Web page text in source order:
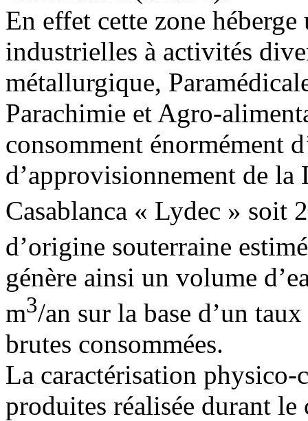
En effet cette zone
industrielles à activités
métallurgique,
Parachimie et Agro-
consomment énormément
d’approvisionnement de la
Casablanca « Lydec » soit
d’origine souterraine
génère ainsi un volume
m3/an sur la base d’un
brutes consommées.
La caractérisation physico-
produites réalisée durant